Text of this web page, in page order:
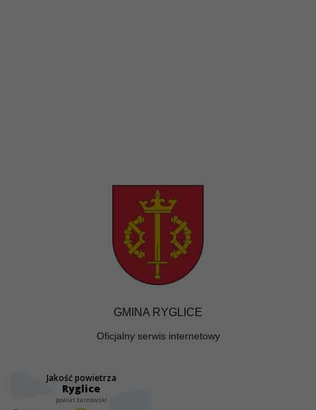
GMINA RYGLICE
Oficjalny serwis internetowy